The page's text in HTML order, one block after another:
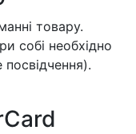
товару.
собі необхідно